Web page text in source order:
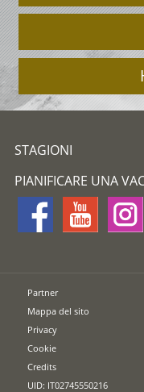
STAGIONI
PIANIFICARE UNA
Partner
Mappa del sito
Privacy
Cookie
Credits
UID: IT02745550216